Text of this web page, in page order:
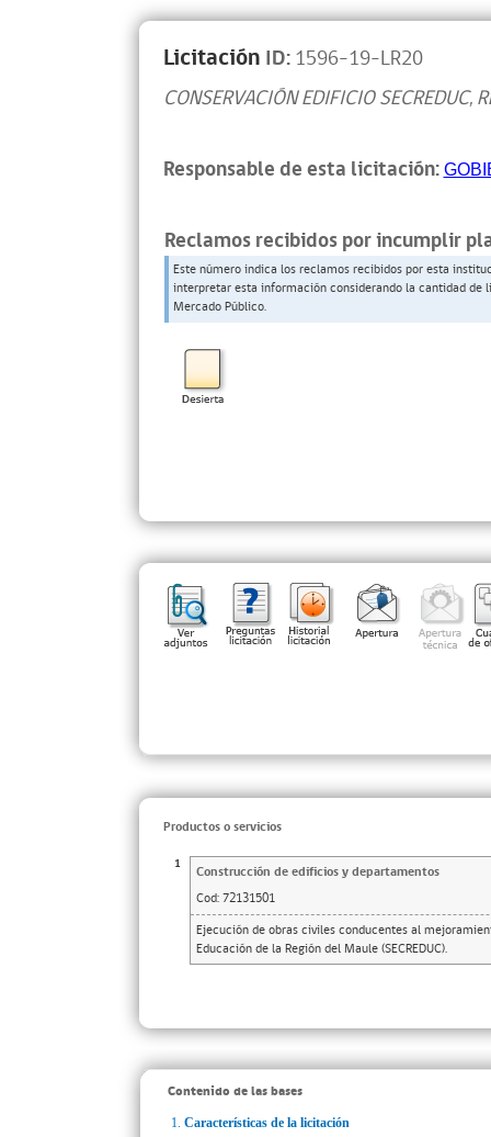
Licitación ID:1596-19-LR20
CONSERVACIÓN EDIFICIO SECREDUC,
Responsable de esta licitación:
Reclamos recibidos por incumplir
Este número indica los reclamos recibidos por esta
interpretar esta información considerando la cantidad
Mercado Público.
Productos o servicios
1
Construcción de edificios y departamentos
Cod: 72131501
Ejecución de obras civiles conducentes al
Educación de la Región del Maule (SECREDUC).
Contenido de las bases
1. Características de la licitación